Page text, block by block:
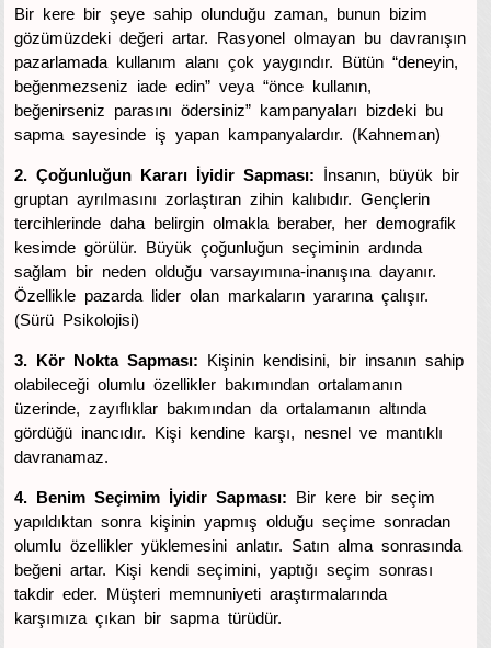
Bir kere bir şeye sahip olunduğu zaman, bunun bizim
gözümüzdeki değeri artar. Rasyonel olmayan bu davranışın
pazarlamada kullanım alanı çok yaygındır. Bütün “deneyin,
beğenmezseniz iade edin” veya “önce kullanın,
beğenirseniz parasını ödersiniz” kampanyaları bizdeki bu
sapma sayesinde iş yapan kampanyalardır. (Kahneman)
2. Çoğunluğun Kararı İyidir Sapması: İnsanın, büyük bir
gruptan ayrılmasını zorlaştıran zihin kalıbıdır. Gençlerin
tercihlerinde daha belirgin olmakla beraber, her demografik
kesimde görülür. Büyük çoğunluğun seçiminin ardında
sağlam bir neden olduğu varsayımına-inanışına dayanır.
Özellikle pazarda lider olan markaların yararına çalışır.
(Sürü Psikolojisi)
3. Kör Nokta Sapması: Kişinin kendisini, bir insanın sahip
olabileceği olumlu özellikler bakımından ortalamanın
üzerinde, zayıflıklar bakımından da ortalamanın altında
gördüğü inancıdır. Kişi kendine karşı, nesnel ve mantıklı
davranamaz.
4. Benim Seçimim İyidir Sapması: Bir kere bir seçim
yapıldıktan sonra kişinin yapmış olduğu seçime sonradan
olumlu özellikler yüklemesini anlatır. Satın alma sonrasında
beğeni artar. Kişi kendi seçimini, yaptığı seçim sonrası
takdir eder. Müşteri memnuniyeti araştırmalarında
karşımıza çıkan bir sapma türüdür.